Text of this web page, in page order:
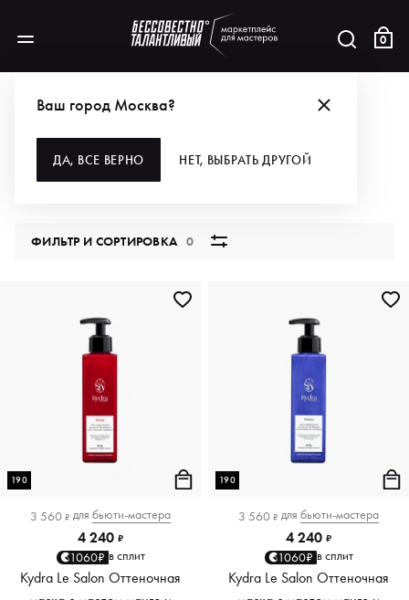
0
Ваш город Москва?
ДА, ВСЕ ВЕРНО НЕТ, ВЫБРАТЬ ДРУГОЙ
ВСЕ КАТЕГОРИИ
ФИЛЬТР И СОРТИРОВКА0
190
3 560 ₽ для бьюти-мастера
4 240 ₽
1060₽ в сплит
Kydra Le Salon Оттеночная
190
3 560 ₽ для бьюти-мастера
4 240 ₽
1060₽ в сплит
Kydra Le Salon Оттеночная